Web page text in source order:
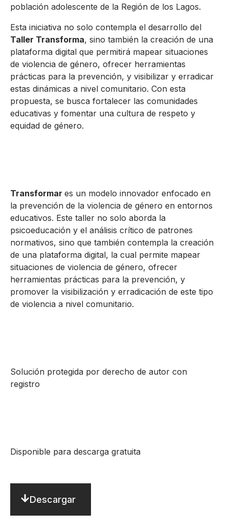
población adolescente de la Región de los Lagos.
Esta iniciativa no solo contempla el desarrollo del
Taller Transforma, sino también la creación de una
plataforma digital que permitirá mapear situaciones
de violencia de género, ofrecer herramientas
prácticas para la prevención, y visibilizar y erradicar
estas dinámicas a nivel comunitario. Con esta
propuesta, se busca fortalecer las comunidades
educativas y fomentar una cultura de respeto y
equidad de género.
Transformar es un modelo innovador enfocado en
la prevención de la violencia de género en entornos
educativos. Este taller no solo aborda la
psicoeducación y el análisis crítico de patrones
normativos, sino que también contempla la creación
de una plataforma digital, la cual permite mapear
situaciones de violencia de género, ofrecer
herramientas prácticas para la prevención, y
promover la visibilización y erradicación de este tipo
de violencia a nivel comunitario.
Solución protegida por derecho de autor con
registro
Disponible para descarga gratuita
Descargar